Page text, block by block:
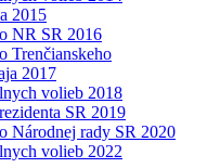
2015
NR SR 2016
Trenčianskeho
2017
volieb 2018
SR 2019
Národnej rady SR 2020
volieb 2022